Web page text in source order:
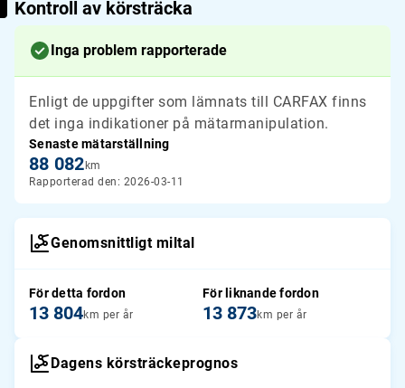
Kontroll av körsträcka
Inga problem rapporterade
Enligt de uppgifter som lämnats till CARFAX finns
det inga indikationer på mätarmanipulation.
Senaste mätarställning
88 082 km
Rapporterad den: 2026-03-11
Genomsnittligt miltal
För detta fordon
13 804km per år
För liknande fordon
13 873km per år
Dagens körsträckeprognos